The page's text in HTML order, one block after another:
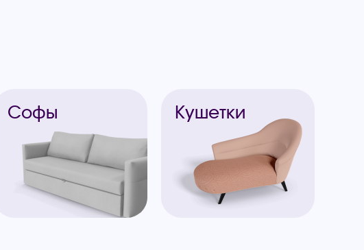
Софы Кушетки